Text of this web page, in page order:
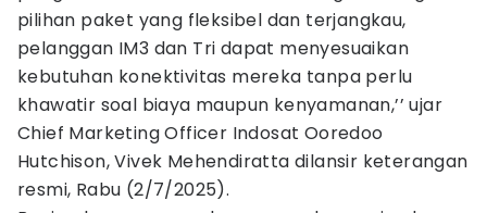
pilihan paket yang fleksibel dan terjangkau,
pelanggan IM3 dan Tri dapat menyesuaikan
kebutuhan konektivitas mereka tanpa perlu
khawatir soal biaya maupun kenyamanan,’’ ujar
Chief Marketing Officer Indosat Ooredoo
Hutchison, Vivek Mehendiratta dilansir keterangan
resmi, Rabu (2/7/2025).